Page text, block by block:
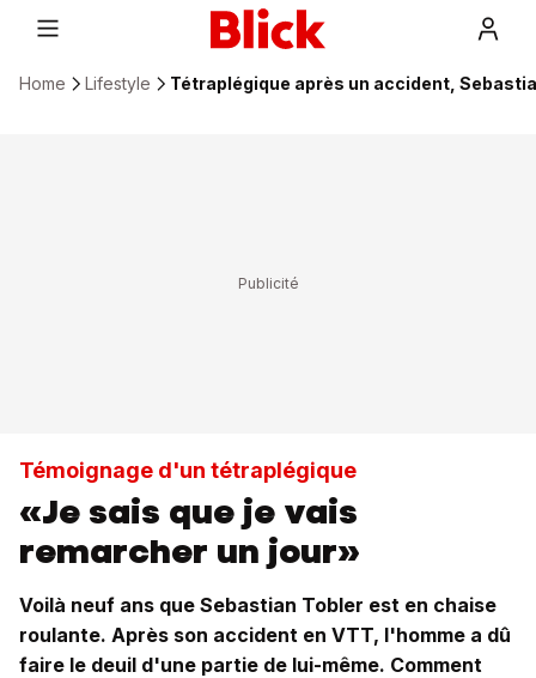
Home Lifestyle Tétraplégique après un accident,
Témoignage d'un tétraplégique
«Je sais que je vais
remarcher un jour»
Voilà neuf ans que Sebastian Tobler est en chaise
roulante. Après son accident en VTT, l'homme a dû
faire le deuil d'une partie de lui-même. Comment